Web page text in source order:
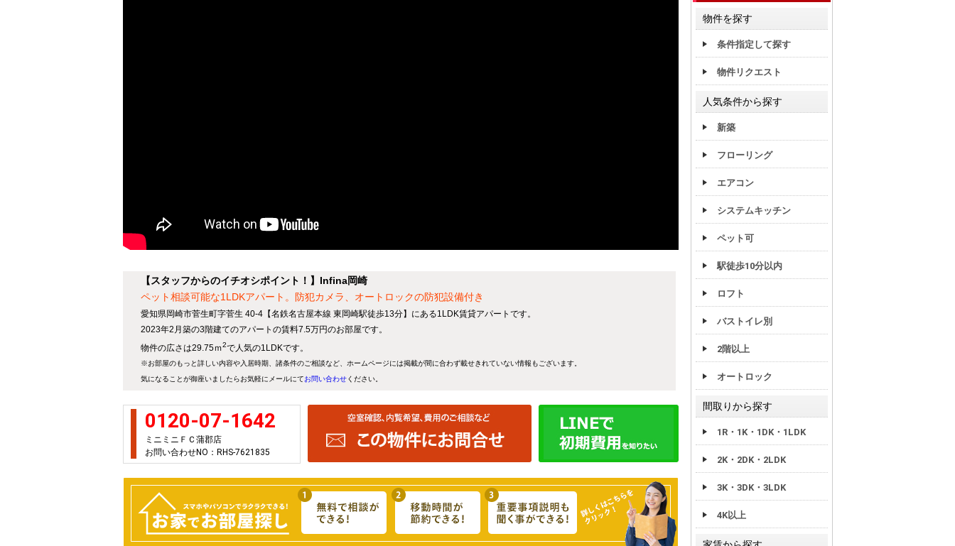
【スタッフからのイチオシポイント！】Infina岡崎
ペット相談可能な1LDKアパート。防犯カメラ、オートロックの防犯設備付き
愛知県岡崎市菅生町字菅生 40-4【名鉄名古屋本線 東岡崎駅徒歩13分】にある1LDK賃貸アパートです。
2023年2月築の3階建てのアパートの賃料7.5万円のお部屋です。
物件の広さは29.75ｍ2で人気の1LDKです。
※お部屋のもっと詳しい内容や入居時期、諸条件のご相談など、ホームページには掲載が間に合わず載せきれていない情報もございます。
気になることが御座いましたらお気軽にメールにてお問い合わせください。
0120-07-1642
ミニミニＦＣ蒲郡店
お問い合わせNO：RHS-7621835
物件を探す
条件指定して探す
物件リクエスト
人気条件から探す
新築
フローリング
エアコン
システムキッチン
ペット可
駅徒歩10分以内
ロフト
バストイレ別
2階以上
オートロック
間取りから探す
1R・1K・1DK・1LDK
2K・2DK・2LDK
3K・3DK・3LDK
4K以上